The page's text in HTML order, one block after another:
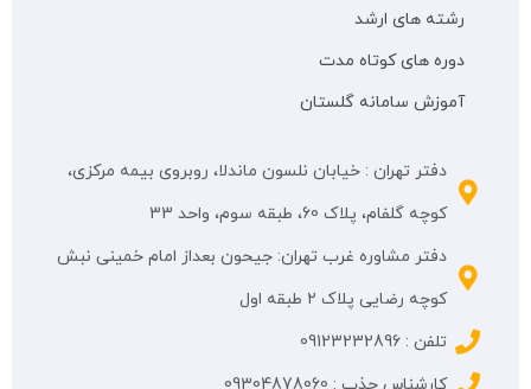
رشته های ارشد
دوره های کوتاه مدت
آموزش سامانه گلستان
دفتر تهران : خیابان نلسون ماندلا، روبروی بیمه مرکزی،
کوچه گلفام، پلاک 60، طبقه سوم، واحد 33
دفتر مشاوره غرب تهران: جیحون بعداز امام خمینی نبش
کوچه رضایی پلاک ۲ طبقه اول
تلفن : 09123232896